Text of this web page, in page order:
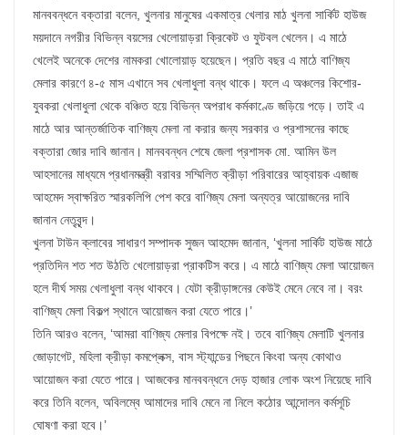
মানববন্ধনে বক্তারা বলেন, খুলনার মানুষের একমাত্র খেলার মাঠ খুলনা সার্কিট হাউজ
ময়দানে নগরীর বিভিন্ন বয়সের খেলোয়াড়রা ক্রিকেট ও ফুটবল খেলেন। এ মাঠে
খেলেই অনেকে দেশের নামকরা খোলোয়াড় হয়েছেন। প্রতি বছর এ মাঠে বাণিজ্য
মেলার কারণে ৪-৫ মাস এখানে সব খেলাধুলা বন্ধ থাকে। ফলে এ অঞ্চলের কিশোর-
যুবকরা খেলাধুলা থেকে বঞ্চিত হয়ে বিভিন্ন অপরাধ কর্মকাণ্ডে জড়িয়ে পড়ে। তাই এ
মাঠে আর আন্তর্জাতিক বাণিজ্য মেলা না করার জন্য সরকার ও প্রশাসনের কাছে
বক্তারা জোর দাবি জানান। মানববন্ধন শেষে জেলা প্রশাসক মো. আমিন উল
আহসানের মাধ্যমে প্রধানমন্ত্রী বরাবর সম্মিলিত ক্রীড়া পরিবারের আহ্বায়ক এজাজ
আহমেদ স্বাক্ষরিত স্মারকলিপি পেশ করে বাণিজ্য মেলা অন্যত্র আয়োজনের দাবি
জানান নেতৃবৃন্দ।
খুলনা টাউন ক্লাবের সাধারণ সম্পাদক সুজন আহমেদ জানান, ‘খুলনা সার্কিট হাউজ মাঠে
প্রতিদিন শত শত উঠতি খেলোয়াড়রা প্রাকটিস করে। এ মাঠে বাণিজ্য মেলা আয়োজন
হলে দীর্ঘ সময় খেলাধুলা বন্ধ থাকবে। যেটা ক্রীড়াঙ্গনের কেউই মেনে নেবে না। বরং
বাণিজ্য মেলা বিকল্প স্থানে আয়োজন করা যেতে পারে।’
তিনি আরও বলেন, ‘আমরা বাণিজ্য মেলার বিপক্ষে নই। তবে বাণিজ্য মেলাটি খুলনার
জোড়াগেট, মহিলা ক্রীড়া কমপ্লেক্স, বাস স্ট্যান্ডের পিছনে কিংবা অন্য কোথাও
আয়োজন করা যেতে পারে। আজকের মানববন্ধনে দেড় হাজার লোক অংশ নিয়েছে দাবি
করে তিনি বলেন, অবিলম্বে আমাদের দাবি মেনে না নিলে কঠোর আন্দোলন কর্মসূচি
ঘোষণা করা হবে।’